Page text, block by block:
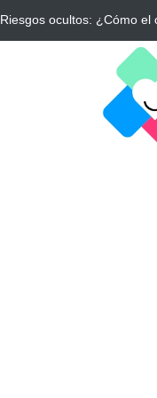
Ayuno Digital: La